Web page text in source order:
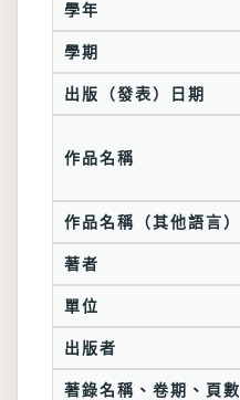
學年
學期
出版（發表）日期
作品名稱
作品名稱（其他語言）
著者
單位
出版者
著錄名稱、卷期、頁數